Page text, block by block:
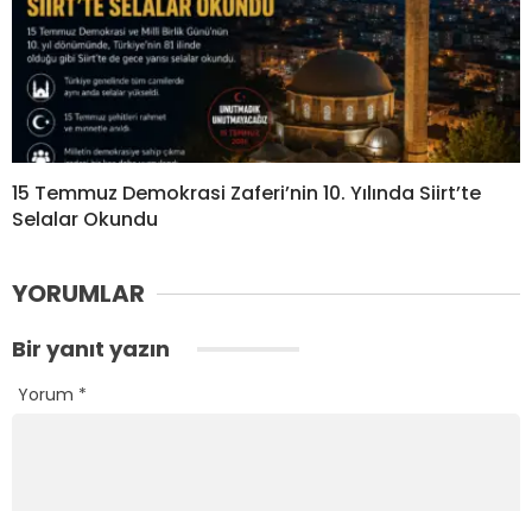
15 Temmuz Demokrasi Zaferi’nin 10. Yılında Siirt’te
Selalar Okundu
YORUMLAR
Bir yanıt yazın
Yorum *